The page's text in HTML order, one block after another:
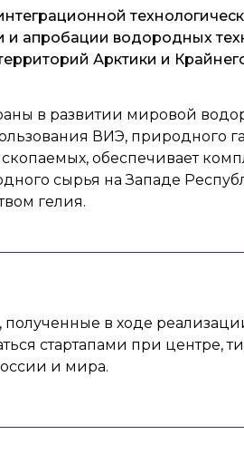
и апробации водородных
Арктики и
в развитии мировой
ВИЭ, природного
обеспечивает
сырья на Западе
гелия.
полученные в ходе
стартапами при центре,
и мира.